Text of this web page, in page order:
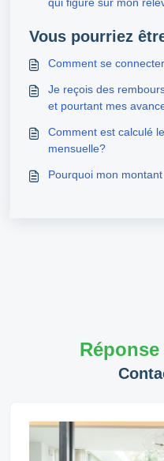
Vous pourriez
Comment se
Je reçois des
et pourtant mes
Comment est calculé
mensuelle?
Pourquoi mon